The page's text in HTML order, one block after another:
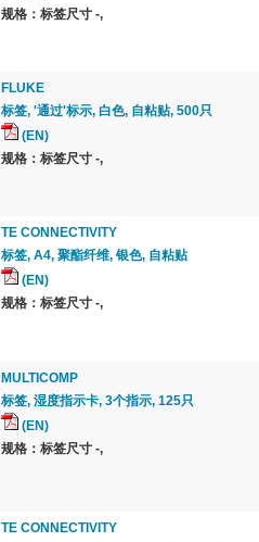
规格：标签尺寸 -,
FLUKE
标签, '通过'标示, 白色, 自粘贴, 500只
(EN)
规格：标签尺寸 -,
TE CONNECTIVITY
标签, A4, 聚酯纤维, 银色, 自粘贴
(EN)
规格：标签尺寸 -,
MULTICOMP
标签, 湿度指示卡, 3个指示, 125只
(EN)
规格：标签尺寸 -,
TE CONNECTIVITY